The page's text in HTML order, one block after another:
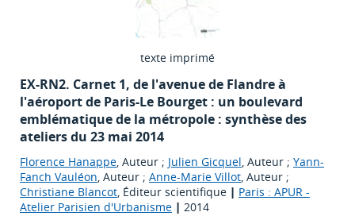
texte imprimé
EX-RN2. Carnet 1, de l'avenue de Flandre à
l'aéroport de Paris-Le Bourget : un boulevard
emblématique de la métropole : synthèse des
ateliers du 23 mai 2014
Florence Hanappe, Auteur ; Julien Gicquel, Auteur ; Yann-
Fanch Vauléon, Auteur ; Anne-Marie Villot, Auteur ;
Christiane Blancot, Éditeur scientifique | Paris : APUR -
Atelier Parisien d'Urbanisme | 2014